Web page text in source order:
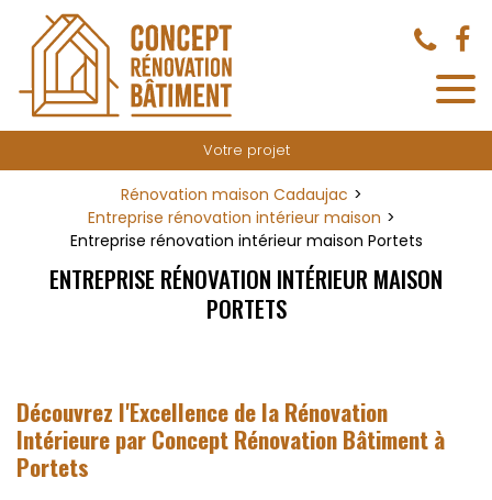
Votre projet
Rénovation maison Cadaujac
Entreprise rénovation intérieur maison
Entreprise rénovation intérieur maison Portets
ENTREPRISE RÉNOVATION INTÉRIEUR MAISON
PORTETS
Découvrez l'Excellence de la Rénovation
Intérieure par Concept Rénovation Bâtiment à
Portets
Panneau de gestion des cookies